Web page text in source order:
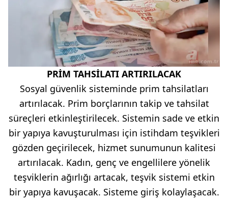
PRİM TAHSİLATI ARTIRILACAK
Sosyal güvenlik sisteminde prim tahsilatları
artırılacak. Prim borçlarının takip ve tahsilat
süreçleri etkinleştirilecek. Sistemin sade ve etkin
bir yapıya kavuşturulması için istihdam teşvikleri
gözden geçirilecek, hizmet sunumunun kalitesi
artırılacak. Kadın, genç ve engellilere yönelik
teşviklerin ağırlığı artacak, teşvik sistemi etkin
bir yapıya kavuşacak. Sisteme giriş kolaylaşacak.